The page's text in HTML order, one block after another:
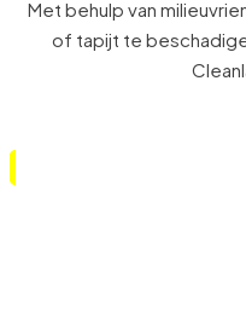
die de frisheid, het